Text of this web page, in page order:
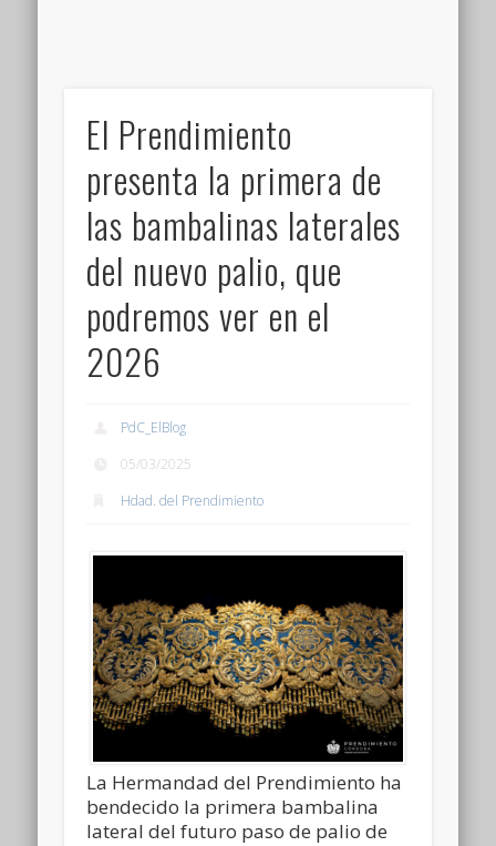
El Prendimiento
presenta la primera de
las bambalinas laterales
del nuevo palio, que
podremos ver en el
2026
PdC_ElBlog
05/03/2025
Hdad. del Prendimiento
La Hermandad del Prendimiento ha
bendecido la primera bambalina
lateral del futuro paso de palio de